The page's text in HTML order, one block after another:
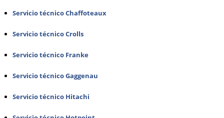
CONTACTO BARNATECNIC
Servicio técnico Chaffoteaux
Servicio técnico Crolls
Servicio técnico Franke
Servicio técnico Gaggenau
Servicio técnico Hitachi